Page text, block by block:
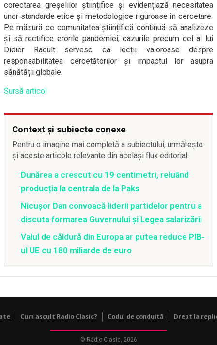
corectarea greșelilor științifice și evidențiază necesitatea
unor standarde etice și metodologice riguroase în cercetare.
Pe măsură ce comunitatea științifică continuă să analizeze
și să rectifice erorile pandemiei, cazurile precum cel al lui
Didier Raoult servesc ca lecții valoroase despre
responsabilitatea cercetătorilor și impactul lor asupra
sănătății globale.
Sursă articol
Context și subiecte conexe
Pentru o imagine mai completă a subiectului, urmărește
și aceste articole relevante din același flux editorial.
Dunărea a crescut cu 19 centimetri, reluând
producția la centrala de la Paks
Nicușor Dan convoacă liderii partidelor pentru a
discuta formarea Guvernului și Legea salarizării
Valul de căldură din Europa ar putea reduce PIB-
ul UE cu 180 miliarde de euro
Cum ascult Radio Clasic? Codul de conduită Drept la
© Radio Clasic, 2026